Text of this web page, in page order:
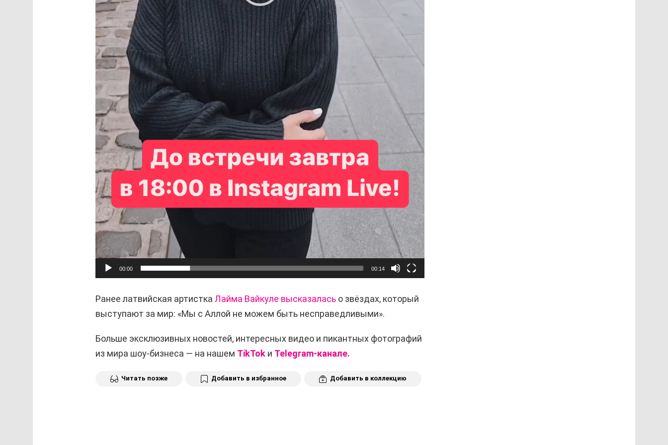
00:00 00:14
Ранее латвийская артистка Лайма Вайкуле высказалась о звёздах, который
выступают за мир: «Мы с Аллой не можем быть несправедливыми».
Больше эксклюзивных новостей, интересных видео и пикантных фотографий
из мира шоу-бизнеса — на нашем TikTok и Telegram-канале.
Читать позже Добавить в избранное Добавить в коллекцию